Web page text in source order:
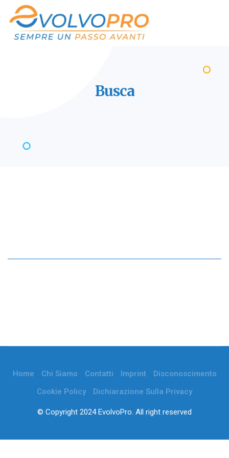
Busca
Home Chi Siamo Contatti Imprint
Disconoscimento
Cookie Policy
Dichiarazione Sulla Privacy
© Copyright 2024 EvolvoPro. All right reserved